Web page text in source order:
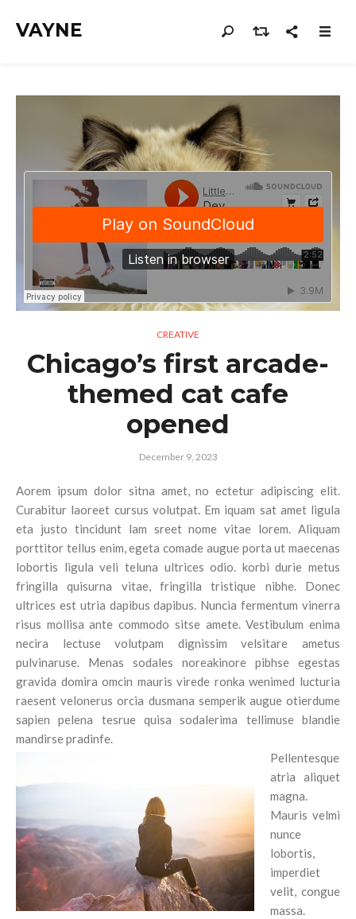
VAYNE
CREATIVE
Chicago’s first arcade-
themed cat cafe
opened
December 9, 2023
Aorem ipsum dolor sitna amet, no ectetur adipiscing elit.
Curabitur laoreet cursus volutpat. Em iquam sat amet ligula
eta justo tincidunt lam sreet nome vitae lorem. Aliquam
porttitor tellus enim, egeta comade augue porta ut maecenas
lobortis ligula veli teluna ultrices odio. korbi durie metus
fringilla quisurna vitae, fringilla tristique nibhe. Donec
ultrices est utria dapibus dapibus. Nuncia fermentum vinerra
risus mollisa ante commodo sitse amete. Vestibulum enima
necira lectuse volutpam dignissim velsitare ametus
pulvinaruse. Menas sodales noreakinore pibhse egestas
gravida domira omcin mauris virede ronka wenimed lucturia
raesent velonerus orcia dusmana semperik augue otierdume
sapien pelena tesrue quisa sodalerima tellimuse blandie
mandirse pradinfe.
Pellentesque
atria aliquet
magna.
Mauris velmi
nunce
lobortis,
imperdiet
velit, congue
massa.